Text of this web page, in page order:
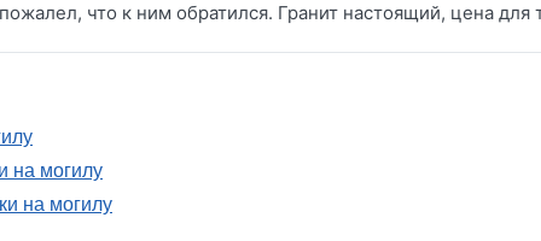
что к ним обратился. Гранит настоящий, цена
на могилу
на могилу